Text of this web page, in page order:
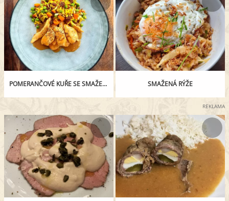
POMERANČOVÉ KUŘE SE SMAŽENOU RÝŽÍ SMAŽENÁ RÝŽE
REKLAMA